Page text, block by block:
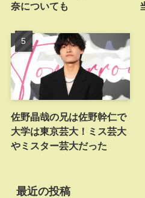
奈についても
佐野晶哉の兄は佐野幹仁で
大学は東京芸大！ミス芸大
やミスター芸大だった
最近の投稿